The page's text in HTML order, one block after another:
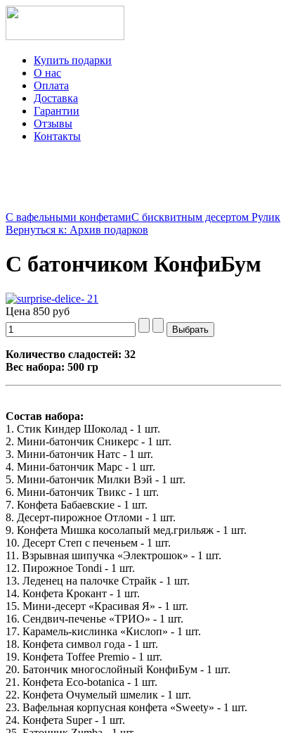
Купить подарки
О нас
Оплата
Доставка
Гарантии
Отзывы
Контакты
С вафельными конфетамиС бисквитным десертом Рулик
Вернуться к: Архив подарков
С батончиком КонфиБум
Цена 850 руб
Количество сладостей: 32
Вес набора: 500 гр
Состав набора:
1. Стик Киндер Шоколад - 1 шт.
2. Мини-батончик Сникерс - 1 шт.
3. Мини-батончик Натс - 1 шт.
4. Мини-батончик Марс - 1 шт.
5. Мини-батончик Милки Вэй - 1 шт.
6. Мини-батончик Твикс - 1 шт.
7. Конфета Бабаевские - 1 шт.
8. Десерт-пирожное Отломи - 1 шт.
9. Конфета Мишка косолапый мед.грильяж - 1 шт.
10. Десерт Степ с печеньем - 1 шт.
11. Взрывная шипучка «Электрошок» - 1 шт.
12. Пирожное Tondi - 1 шт.
13. Леденец на палочке Страйк - 1 шт.
14. Конфета Крокант - 1 шт.
15. Мини-десерт «Красивая Я» - 1 шт.
16. Сендвич-печенье «ТРИО» - 1 шт.
17. Карамель-кислинка «Кислоп» - 1 шт.
18. Конфета символ года - 1 шт.
19. Конфета Toffee Premio - 1 шт.
20. Батончик многослойный КонфиБум - 1 шт.
21. Конфета Eco-botanica - 1 шт.
22. Конфета Очумелый шмелик - 1 шт.
23. Вафельная корпусная конфета «Sweety» - 1 шт.
24. Конфета Super - 1 шт.